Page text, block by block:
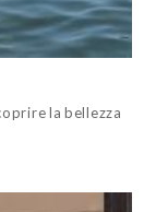
la bellezza